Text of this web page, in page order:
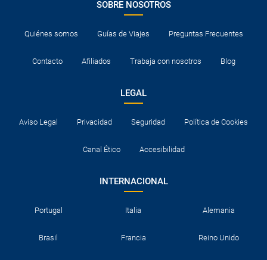
SOBRE NOSOTROS
Quiénes somos Guías de Viajes Preguntas Frecuentes
Contacto Afiliados Trabaja con nosotros Blog
LEGAL
Aviso Legal Privacidad Seguridad Política de Cookies
Canal Ético Accesibilidad
INTERNACIONAL
Portugal Italia Alemania
Brasil Francia Reino Unido